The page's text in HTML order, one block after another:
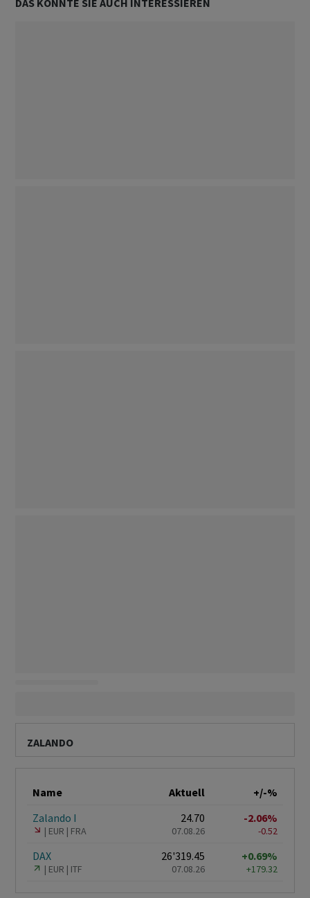
DAS KÖNNTE SIE AUCH INTERESSIEREN
ZALANDO
Name Aktuell
+/-%
Zalando I
EUR FRA
24.70
07.08.26
-2.06%
-0.52
DAX
EUR ITF
26'319.45
07.08.26
+0.69%
+179.32